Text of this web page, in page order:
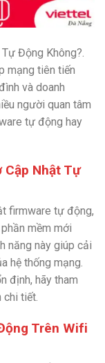
Động Không?.
mạng tiên tiến
và doanh
người quan tâm
tự động hay
Cập Nhật Tự
firmware tự động,
mềm mới
năng này giúp cải
hệ thống mạng.
định, hãy tham
tiết.
Trên Wifi